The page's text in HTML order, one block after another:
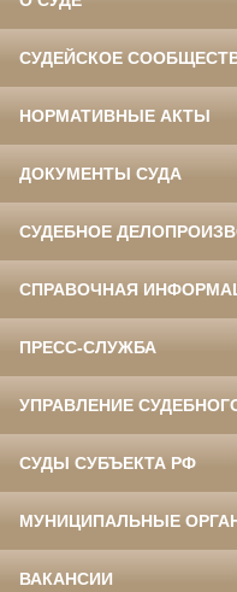
СУДЕЙСКОЕ
НОРМАТИВНЫЕ АКТЫ
ДОКУМЕНТЫ СУДА
СУДЕБНОЕ
СПРАВОЧНАЯ
ПРЕСС-СЛУЖБА
УПРАВЛЕНИЕ
СУДЫ СУБЪЕКТА РФ
МУНИЦИПАЛЬНЫЕ
ВАКАНСИИ